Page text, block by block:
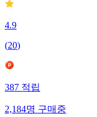
4.9
(20)
387적립
2,184명구매중